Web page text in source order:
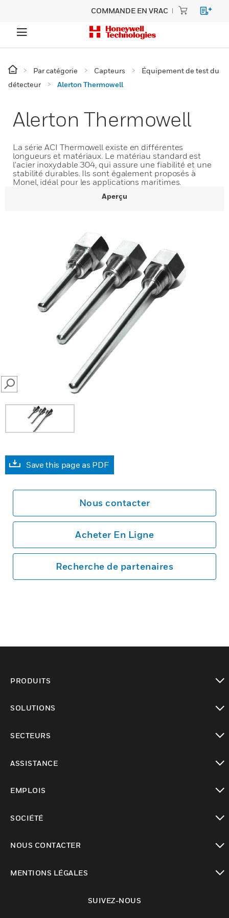
COMMANDE EN VRAC
Par catégorie Capteurs
Équipement de test du
détecteur
Alerton Thermowell
Alerton Thermowell
La série ACI Thermowell existe en différentes
longueurs et matériaux. Le matériau standard est
l'acier inoxydable 304, qui assure une fiabilité et une
stabilité durables. Ils sont également proposés à
Monel, idéal pour les applications maritimes.
Aperçu
SEARCH
Save this page as PDF
Nous contacter
Acheter En Ligne
Recherche de partenaires
PRODUITS
SOLUTIONS
SECTEURS
ASSISTANCE
EMPLOIS
SOCIÉTÉ
NOUS CONTACTER
MENTIONS LÉGALES
SUIVEZ-NOUS